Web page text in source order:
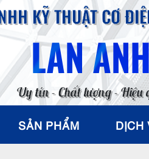
KỸ THUẬT CƠ
LAN
Uy tín - Chất lượng - Hiệu
SẢN PHẨM DỊCH